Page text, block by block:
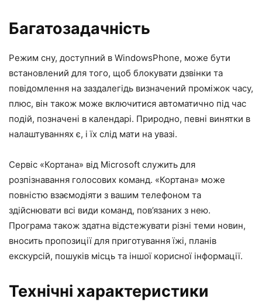
Багатозадачність
Режим сну, доступний в WindowsPhone, може бути
встановлений для того, щоб блокувати дзвінки та
повідомлення на заздалегідь визначений проміжок часу,
плюс, він також може включитися автоматично під час
подій, позначені в календарі. Природно, певні винятки в
налаштуваннях є, і їх слід мати на увазі.
Сервіс «Кортана» від Microsoft служить для
розпізнавання голосових команд. «Кортана» може
повністю взаємодіяти з вашим телефоном та
здійснювати всі види команд, пов’язаних з нею.
Програма також здатна відстежувати різні теми новин,
вносить пропозиції для приготування їжі, планів
екскурсій, пошуків місць та іншої корисної інформації.
Технічні характеристики